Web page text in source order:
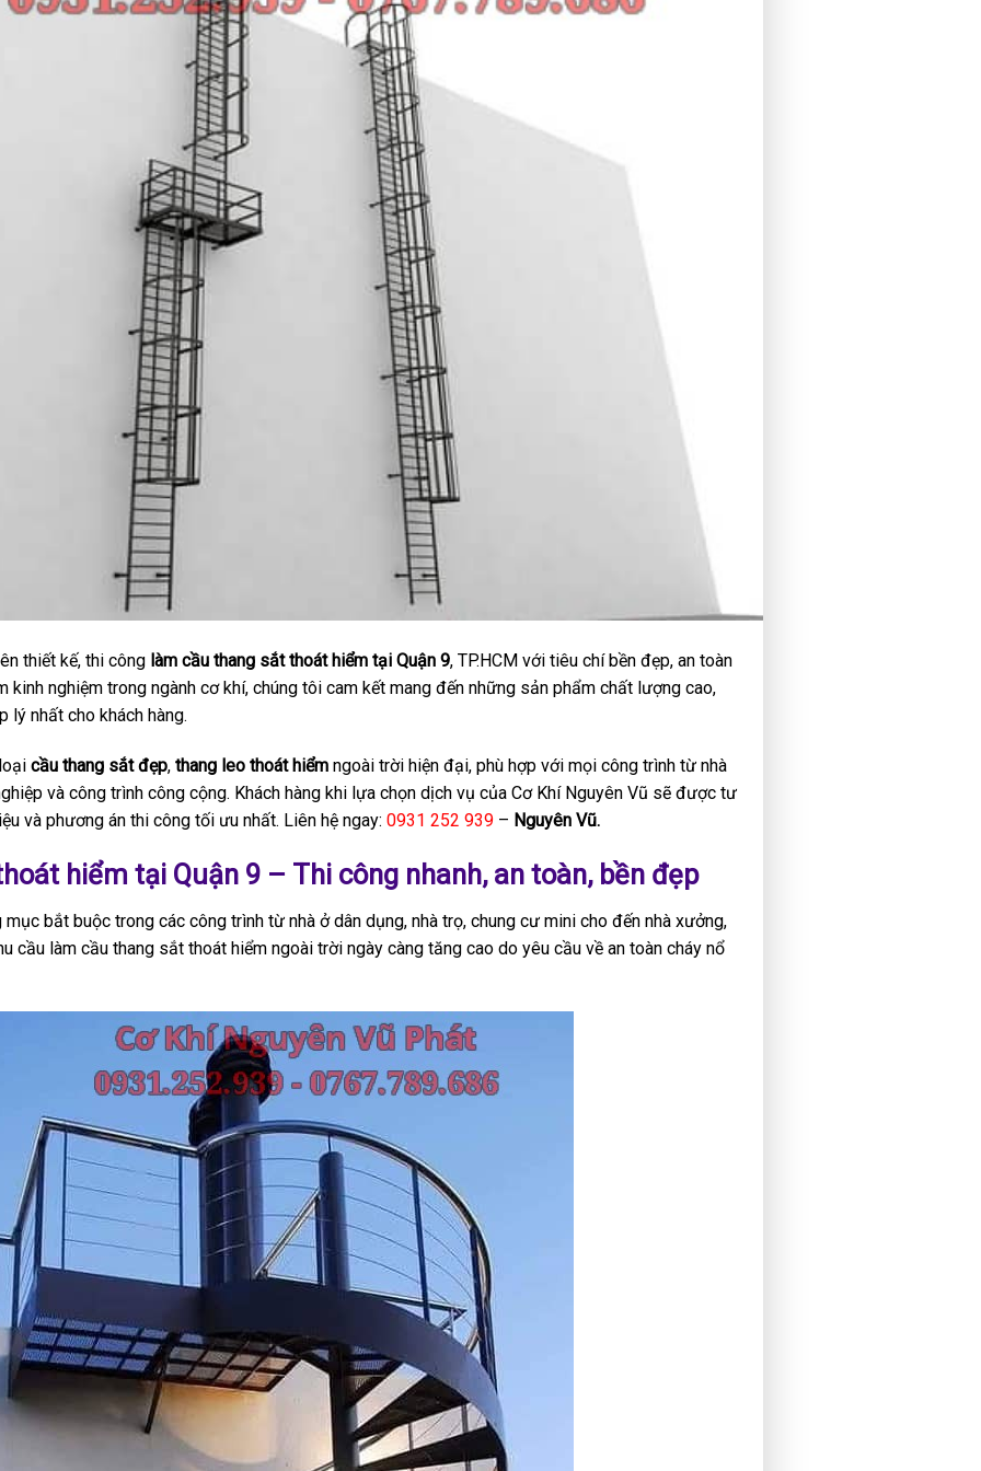
thiết kế, thi cônglàm cầu thang sắt thoát hiểm tại Quận 9, TP.HCM với tiêu chí bền đẹp, an toàn
kinh nghiệm trong ngành cơ khí, chúng tôi cam kết mang đến những sản phẩm chất lượng cao,
lý nhất cho khách hàng.
cầu thang sắt đẹp, thang leo thoát hiểmngoài trời hiện đại, phù hợp với mọi công trình từ nhà
và công trình công cộng. Khách hàng khi lựa chọn dịch vụ của Cơ Khí Nguyên Vũ sẽ được tư
và phương án thi công tối ưu nhất. Liên hệ ngay: 0931 252 939– Nguyên Vũ.
hiểm tại Quận 9 – Thi công nhanh, an toàn, bền đẹp
bắt buộc trong các công trình từ nhà ở dân dụng, nhà trọ, chung cư mini cho đến nhà xưởng,
cầu làm cầu thang sắt thoát hiểm ngoài trời ngày càng tăng cao do yêu cầu về an toàn cháy nổ